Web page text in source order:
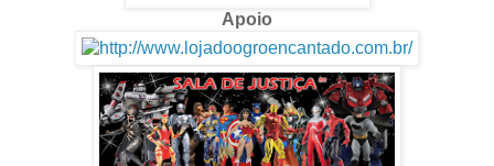
Apoio